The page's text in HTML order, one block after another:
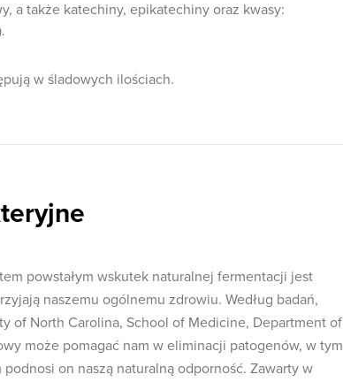
a także katechiny, epikatechiny oraz kwasy:
w śladowych ilościach.
powstałym wskutek naturalnej fermentacji jest
naszemu ogólnemu zdrowiu. Według badań,
of North Carolina, School of Medicine, Department of
może pomagać nam w eliminacji patogenów, w tym
on naszą naturalną odporność. Zawarty w